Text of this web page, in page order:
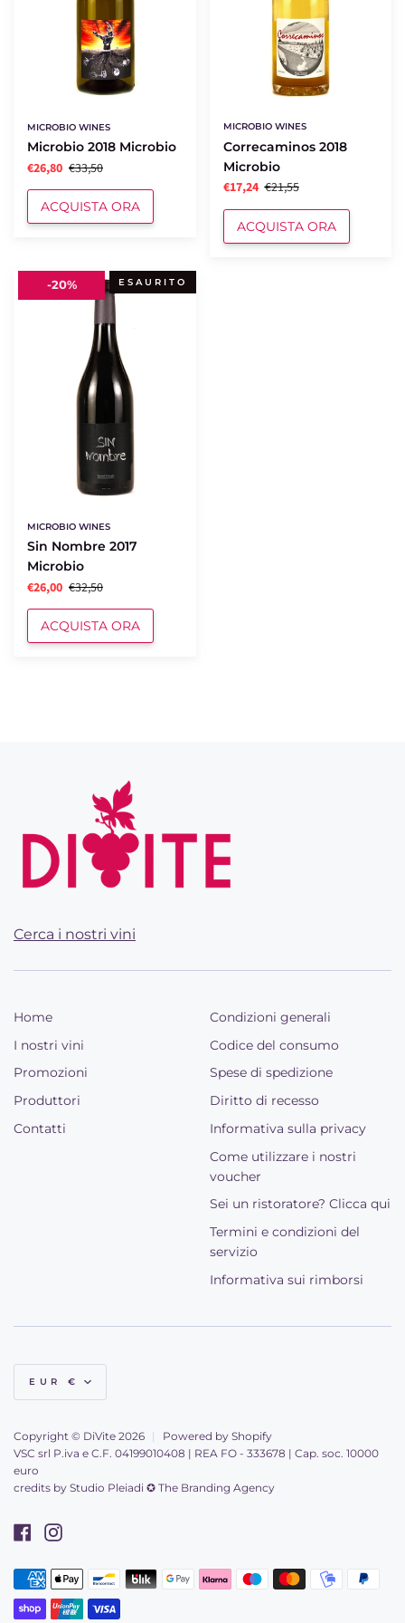
MICROBIO WINES
Microbio 2018 Microbio
€26,80 €33,50
ACQUISTA ORA
MICROBIO WINES
Correcaminos 2018
Microbio
€17,24 €21,55
ACQUISTA ORA
Nombre
ESAURITO
MICROBIO WINES
Sin Nombre 2017
Microbio
€26,00 €32,50
ACQUISTA ORA
-20%
Cerca i nostri vini
Home
I nostri vini
Promozioni
Produttori
Contatti
Condizioni generali
Codice del consumo
Spese di spedizione
Diritto di recesso
Informativa sulla privacy
Come utilizzare i nostri
voucher
Sei un ristoratore? Clicca qui
Termini e condizioni del
servizio
Informativa sui rimborsi
Valuta
EUR €
Copyright © DiVite 2026 |
Powered by Shopify
VSC srl P.iva e C.F. 04199010408 | REA FO - 333678 | Cap. soc. 10000
euro
credits by Studio Pleiadi ✪ The Branding Agency
Metodi
American
express
Apple
pay
Bancontact